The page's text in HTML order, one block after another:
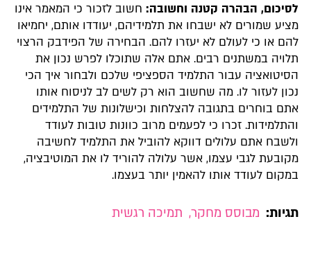
לסיכום, הבהרה קטנה וחשובה: חשוב לזכור כי המאמר אינו
מציע שמורים לא ישבחו את תלמידיהם, יעודדו אותם, יחמיאו
להם או כי לעולם לא יעזרו להם. הבחירה של הפידבק הרצוי
תלויה במשתנים רבים. אתם אלה שתוכלו לפרש נכון את
הסיטואציה עבור התלמיד הספציפי שלכם ולבחור איך הכי
נכון לעזור לו. מה שחשוב הוא רק לשים לב לניסוח אותו
אתם בוחרים בתגובה להצלחות וכישלונות של התלמידים
והתלמידות. זכרו כי לפעמים מרוב כוונות טובות לעודד
ולשבח אתם עלולים דווקא להוביל את התלמיד לחשיבה
מקובעת לגבי עצמו, אשר עלולה להוריד לו את המוטיבציה,
במקום לעודד אותו להאמין יותר בעצמו.
תגיות: מבוסס מחקר, תמיכה רגשית